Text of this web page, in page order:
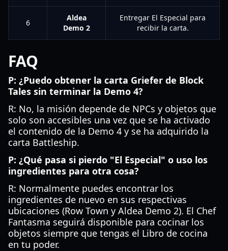
6
Aldea
Demo 2
Entregar El Especial para
recibir la carta.
FAQ
P: ¿Puedo obtener la carta Griefer de Block
Tales sin terminar la Demo 4?
R: No, la misión depende de NPCs y objetos que
solo son accesibles una vez que se ha activado
el contenido de la Demo 4 y se ha adquirido la
carta Battleship.
P: ¿Qué pasa si pierdo "El Especial" o uso los
ingredientes para otra cosa?
R: Normalmente puedes encontrar los
ingredientes de nuevo en sus respectivas
ubicaciones (Row Town y Aldea Demo 2). El Chef
Fantasma seguirá disponible para cocinar los
objetos siempre que tengas el Libro de cocina
en tu poder.